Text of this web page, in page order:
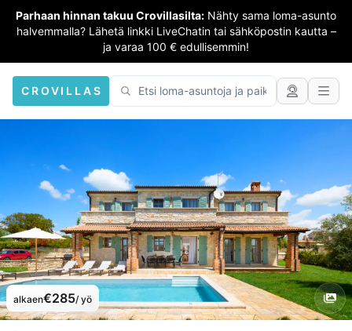
Parhaan hinnan takuu Crovillasilta: Nähty sama loma-asunto
halvemmalla? Lähetä linkki LiveChatin tai sähköpostin kautta –
ja varaa 100 € edullisemmin!
CROVILLAS
alkaen€285/ yö